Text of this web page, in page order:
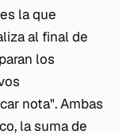
la que
al final de
los
nota". Ambas
la suma de